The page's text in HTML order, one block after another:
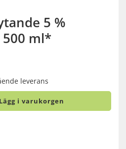
5 %
ml*
leverans
Lägg i varukorgen